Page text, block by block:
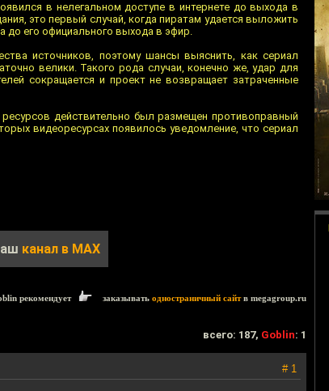
в нелегальном доступе в интернете до выхода в
это первый случай, когда пиратам удается выложить
до его официального выхода в эфир.
источников, поэтому шансы выяснить, как сериал
велики. Такого рода случаи, конечно же, удар для
сокращается и проект не возвращает затраченные
действительно был размещен противоправный
видеоресурсах появилось уведомление, что сериал
канал в MAX
рекомендует заказывать одностраничный сайтв megagroup.ru
всего: 187, Goblin: 1
# 1